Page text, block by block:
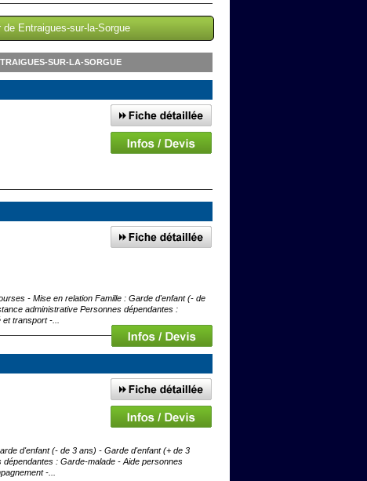
Entraigues-sur-la-Sorgue
SUR-LA-SORGUE
- Mise en relation Famille : Garde d'enfant (- de
administrative Personnes dépendantes :
transport -...
d'enfant (- de 3 ans) - Garde d'enfant (+ de 3
: Garde-malade - Aide personnes
-...